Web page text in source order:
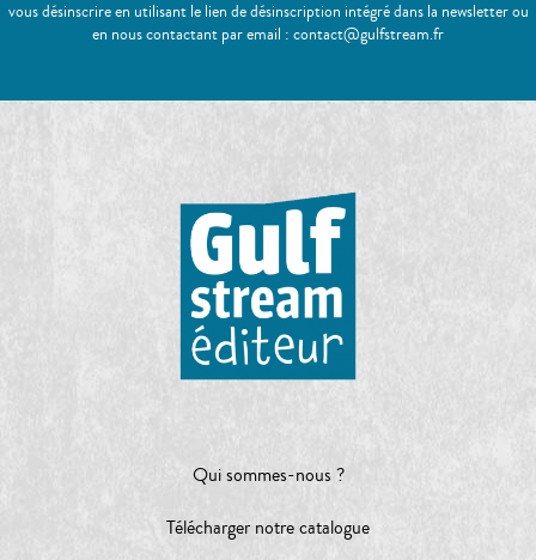
vous désinscrire en utilisant le lien de désinscription intégré dans la newsletter ou
en nous contactant par email : contact@gulfstream.fr
Qui sommes-nous ?
Télécharger notre catalogue